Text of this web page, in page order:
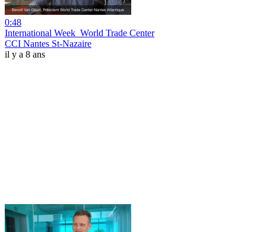
0:48
International Week_World Trade Center
CCI Nantes St-Nazaire
il y a 8 ans